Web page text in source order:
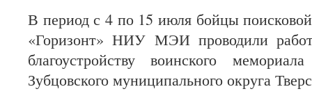
В период с 4 по 15 июля бойцы
«Горизонт» НИУ МЭИ проводили
благоустройству воинского
Зубцовского муниципального округа